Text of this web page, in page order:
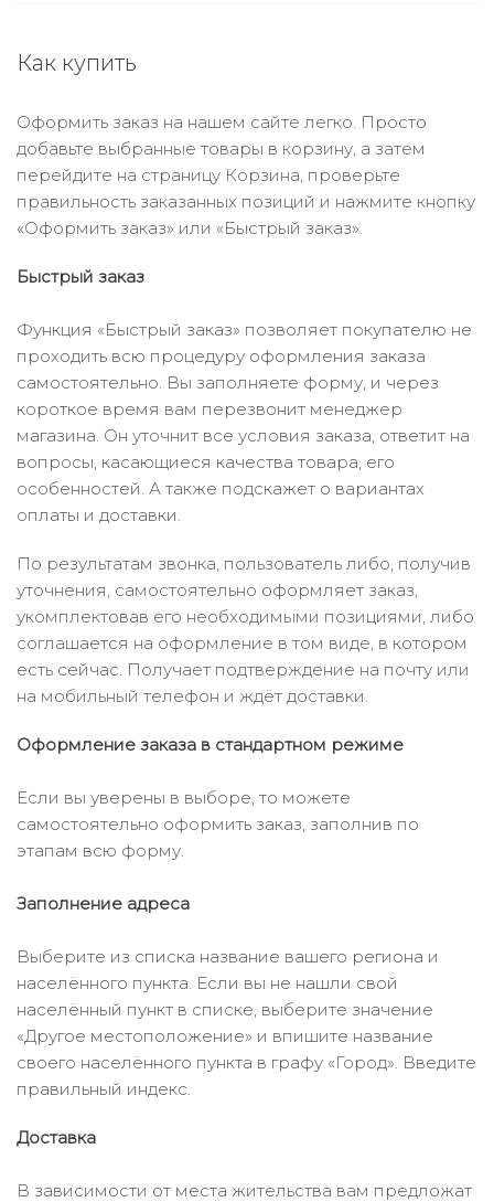
Как купить
Оформить заказ на нашем сайте легко. Просто
добавьте выбранные товары в корзину, а затем
перейдите на страницу Корзина, проверьте
правильность заказанных позиций и нажмите кнопку
«Оформить заказ» или «Быстрый заказ».
Быстрый заказ
Функция «Быстрый заказ» позволяет покупателю не
проходить всю процедуру оформления заказа
самостоятельно. Вы заполняете форму, и через
короткое время вам перезвонит менеджер
магазина. Он уточнит все условия заказа, ответит на
вопросы, касающиеся качества товара, его
особенностей. А также подскажет о вариантах
оплаты и доставки.
По результатам звонка, пользователь либо, получив
уточнения, самостоятельно оформляет заказ,
укомплектовав его необходимыми позициями, либо
соглашается на оформление в том виде, в котором
есть сейчас. Получает подтверждение на почту или
на мобильный телефон и ждёт доставки.
Оформление заказа в стандартном режиме
Если вы уверены в выборе, то можете
самостоятельно оформить заказ, заполнив по
этапам всю форму.
Заполнение адреса
Выберите из списка название вашего региона и
населённого пункта. Если вы не нашли свой
населённый пункт в списке, выберите значение
«Другое местоположение» и впишите название
своего населённого пункта в графу «Город». Введите
правильный индекс.
Доставка
В зависимости от места жительства вам предложат